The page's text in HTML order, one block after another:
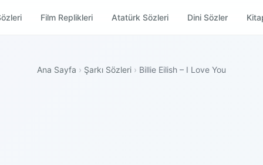
Film Replikleri Atatürk Sözleri Dini Sözler
Ana Sayfa › Şarkı Sözleri › Billie Eilish – I Love You